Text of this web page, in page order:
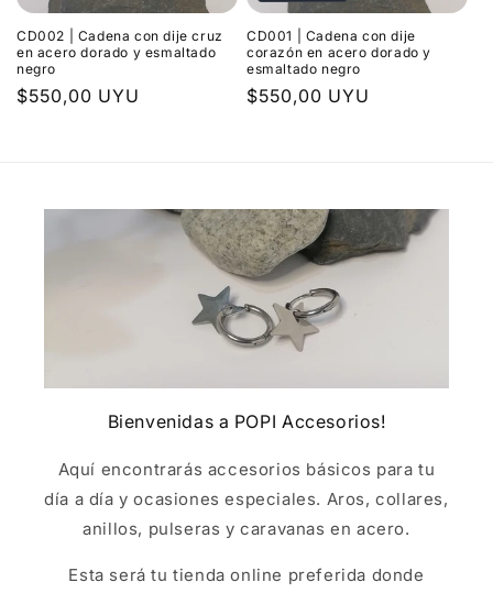
CD002 | Cadena con dije cruz
en acero dorado y esmaltado
negro
Precio
$550,00 UYU
CD001 | Cadena con dije
corazón en acero dorado y
esmaltado negro
Precio
$550,00 UYU
Bienvenidas a POPI Accesorios!
Aquí encontrarás accesorios básicos para tu
día a día y ocasiones especiales. Aros, collares,
anillos, pulseras y caravanas en acero.
Esta será tu tienda online preferida donde